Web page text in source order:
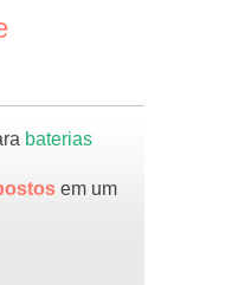
baterias
em um